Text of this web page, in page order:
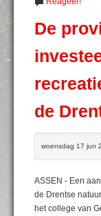
De
de
woensdag 17 jun
ASSEN - Een
de Drentse
het college van